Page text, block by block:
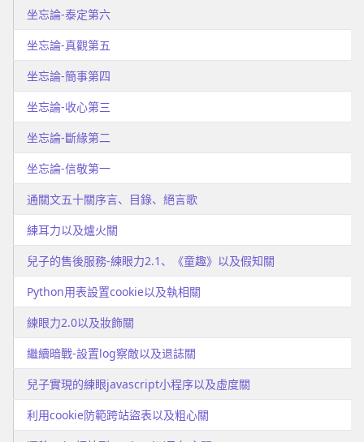
坐忘論-泰定第六
坐忘論-真觀第五
坐忘論-簡事第四
坐忘論-收心第三
坐忘論-斷緣第二
坐忘論-信敬第一
通關文五十關序言、目錄、絕言歌
練耳力以及爐火關
兒子的售後服務-練眼力2.1、《童趣》以及假知關
Python用表設置cookie以及執相關
練眼力2.0以及妝飾關
繼續暗戰-設置log察敵以及退誌關
兒子實現的練眼javascript小程序以及虛度關
利用cookie防範跨站盜表以及粗心關